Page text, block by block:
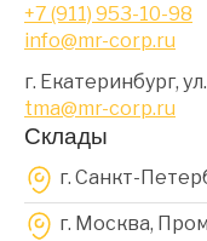
+7 (911) 953-10-98
info@mr-corp.ru
г. Екатеринбург,
tma@mr-corp.ru
Склады
г. Санкт-
г. Москва,